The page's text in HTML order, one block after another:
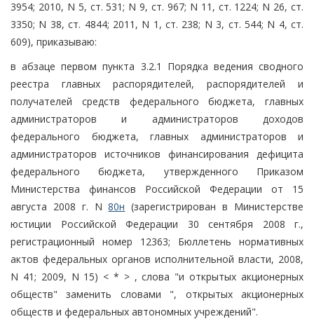
3954; 2010, N 5, ст. 531; N 9, ст. 967; N 11, ст. 1224; N 26, ст.
3350; N 38, ст. 4844; 2011, N 1, ст. 238; N 3, ст. 544; N 4, ст.
609), приказываю:
в абзаце первом пункта 3.2.1 Порядка ведения сводного
реестра главных распорядителей, распорядителей и
получателей средств федерального бюджета, главных
администраторов и администраторов доходов
федерального бюджета, главных администраторов и
администраторов источников финансирования дефицита
федерального бюджета, утвержденного Приказом
Министерства финансов Российской Федерации от 15
августа 2008 г. N80н (зарегистрирован в Министерстве
юстиции Российской Федерации 30 сентября 2008 г.,
регистрационный номер 12363; Бюллетень нормативных
актов федеральных органов исполнительной власти, 2008,
N 41; 2009, N 15) < * > , слова "и открытых акционерных
обществ" заменить словами ", открытых акционерных
обществ и федеральных автономных учреждений".